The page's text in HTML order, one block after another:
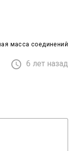
масса соединений
 6 лет назад